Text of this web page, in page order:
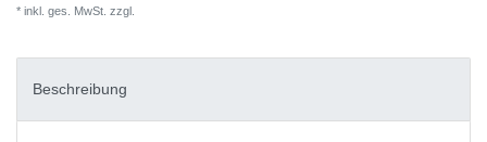
* inkl. ges. MwSt. zzgl.
Beschreibung